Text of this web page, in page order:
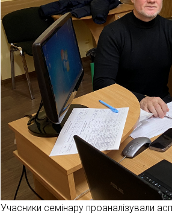
Учасники семінару проаналізували